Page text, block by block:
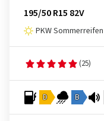
195/50 R15 82V
PKW Sommerreifen
(25)
D B